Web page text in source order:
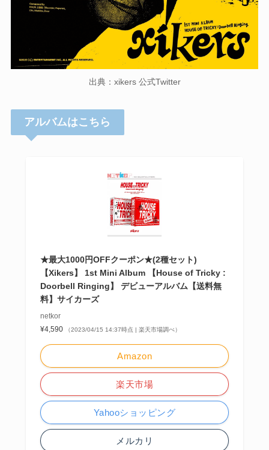
出典：xikers 公式Twitter
アルバムはこちら
★最大1000円OFFクーポン★(2種セット)
【Xikers】 1st Mini Album 【House of Tricky :
Doorbell Ringing】 デビューアルバム【送料無
料】サイカーズ
netkor
¥4,590
（2023/04/15 14:37時点 | 楽天市場調べ）
Amazon
楽天市場
Yahooショッピング
メルカリ